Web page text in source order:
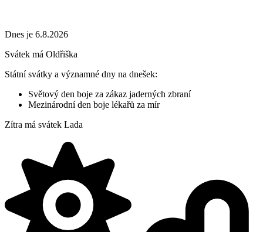
Dnes je 6.8.2026
Svátek má Oldřiška
Státní svátky a významné dny na dnešek:
Světový den boje za zákaz jaderných zbraní
Mezinárodní den boje lékařů za mír
Zítra má svátek Lada